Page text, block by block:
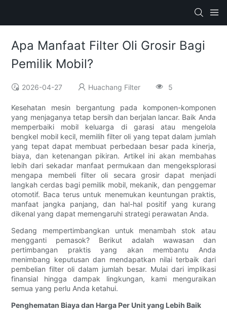
Apa Manfaat Filter Oli Grosir Bagi
Pemilik Mobil?
2026-04-27 Huachang Filter 5
Kesehatan mesin bergantung pada komponen-komponen
yang menjaganya tetap bersih dan berjalan lancar. Baik Anda
memperbaiki mobil keluarga di garasi atau mengelola
bengkel mobil kecil, memilih filter oli yang tepat dalam jumlah
yang tepat dapat membuat perbedaan besar pada kinerja,
biaya, dan ketenangan pikiran. Artikel ini akan membahas
lebih dari sekadar manfaat permukaan dan mengeksplorasi
mengapa membeli filter oli secara grosir dapat menjadi
langkah cerdas bagi pemilik mobil, mekanik, dan penggemar
otomotif. Baca terus untuk menemukan keuntungan praktis,
manfaat jangka panjang, dan hal-hal positif yang kurang
dikenal yang dapat memengaruhi strategi perawatan Anda.
Sedang mempertimbangkan untuk menambah stok atau
mengganti pemasok? Berikut adalah wawasan dan
pertimbangan praktis yang akan membantu Anda
menimbang keputusan dan mendapatkan nilai terbaik dari
pembelian filter oli dalam jumlah besar. Mulai dari implikasi
finansial hingga dampak lingkungan, kami menguraikan
semua yang perlu Anda ketahui.
Penghematan Biaya dan Harga Per Unit yang Lebih Baik